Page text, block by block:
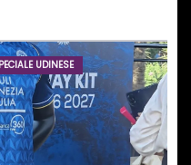
UDINESE